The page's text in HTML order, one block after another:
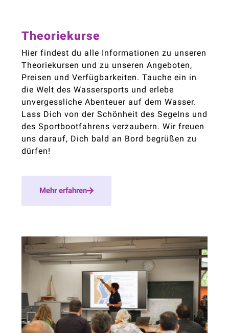
Theoriekurse
Hier findest du alle Informationen zu unseren
Theoriekursen und zu unseren Angeboten,
Preisen und Verfügbarkeiten. Tauche ein in
die Welt des Wassersports und erlebe
unvergessliche Abenteuer auf dem Wasser.
Lass Dich von der Schönheit des Segelns und
des Sportbootfahrens verzaubern. Wir freuen
uns darauf, Dich bald an Bord begrüßen zu
dürfen!
Mehr erfahren